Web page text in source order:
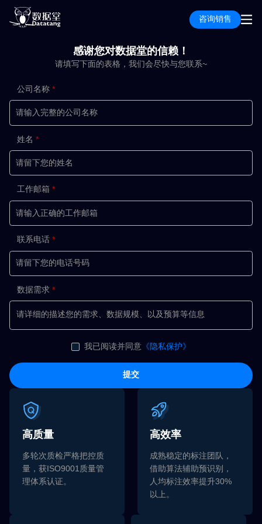
咨询销售
高质量
多轮次质检严格把控质
量，获ISO9001质量管
理体系认证。
高效率
成熟稳定的标注团队，
借助算法辅助预识别，
人均标注效率提升30%
以上。
感谢您对数据堂的信赖！
请填写下面的表格，我们会尽快与您联系~
公司名称
姓名
工作邮箱
联系电话
数据需求
我已阅读并同意 《隐私保护》
提交